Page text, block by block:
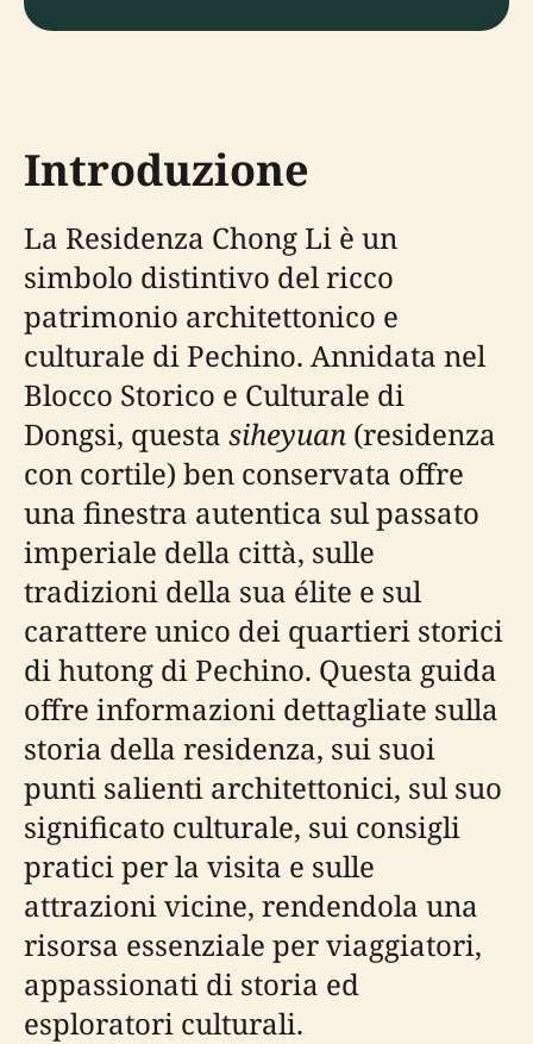
Introduzione
La Residenza Chong Li è un
simbolo distintivo del ricco
patrimonio architettonico e
culturale di Pechino. Annidata nel
Blocco Storico e Culturale di
Dongsi, questa siheyuan (residenza
con cortile) ben conservata offre
una finestra autentica sul passato
imperiale della città, sulle
tradizioni della sua élite e sul
carattere unico dei quartieri storici
di hutong di Pechino. Questa guida
offre informazioni dettagliate sulla
storia della residenza, sui suoi
punti salienti architettonici, sul suo
significato culturale, sui consigli
pratici per la visita e sulle
attrazioni vicine, rendendola una
risorsa essenziale per viaggiatori,
appassionati di storia ed
esploratori culturali.